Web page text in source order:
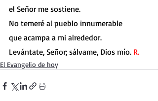
el Señor me sostiene.
No temeré al pueblo innumerable
que acampa a mi alrededor.
Levántate, Señor; sálvame, Dios mío. R.
El Evangelio de hoy